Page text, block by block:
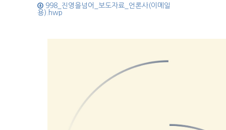
998_진영을넘어_보도자료_언론사(이메일
용).hwp